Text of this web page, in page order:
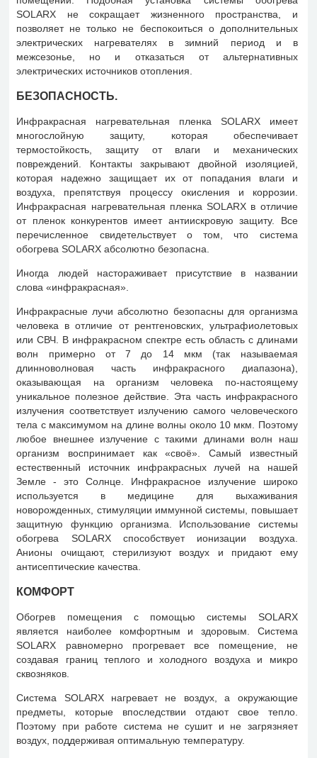
SOLARX не сокращает жизненного пространства, и
позволяет не только не беспокоиться о дополнительных
электрических нагревателях в зимний период и в
межсезонье, но и отказаться от альтернативных
электрических источников отопления.
БЕЗОПАСНОСТЬ.
Инфракрасная нагревательная пленка SOLARX имеет
многослойную защиту, которая обеспечивает
термостойкость, защиту от влаги и механических
повреждений. Контакты закрывают двойной изоляцией,
которая надежно защищает их от попадания влаги и
воздуха, препятствуя процессу окисления и коррозии.
Инфракрасная нагревательная пленка SOLARX в отличие
от пленок конкурентов имеет антиискровую защиту. Все
перечисленное свидетельствует о том, что система
обогрева SOLARX абсолютно безопасна.
Иногда людей настораживает присутствие в названии
слова «инфракрасная».
Инфракрасные лучи абсолютно безопасны для организма
человека в отличие от рентгеновских, ультрафиолетовых
или СВЧ. В инфракрасном спектре есть область с длинами
волн примерно от 7 до 14 мкм (так называемая
длинноволновая часть инфракрасного диапазона),
оказывающая на организм человека по-настоящему
уникальное полезное действие. Эта часть инфракрасного
излучения соответствует излучению самого человеческого
тела с максимумом на длине волны около 10 мкм. Поэтому
любое внешнее излучение с такими длинами волн наш
организм воспринимает как «своё». Самый известный
естественный источник инфракрасных лучей на нашей
Земле - это Солнце. Инфракрасное излучение широко
используется в медицине для выхаживания
новорожденных, стимуляции иммунной системы, повышает
защитную функцию организма. Использование системы
обогрева SOLARX способствует ионизации воздуха.
Анионы очищают, стерилизуют воздух и придают ему
антисептические качества.
КОМФОРТ
Обогрев помещения с помощью системы SOLARX
является наиболее комфортным и здоровым. Система
SOLARX равномерно прогревает все помещение, не
создавая границ теплого и холодного воздуха и микро
сквозняков.
Система SOLARX нагревает не воздух, а окружающие
предметы, которые впоследствии отдают свое тепло.
Поэтому при работе система не сушит и не загрязняет
воздух, поддерживая оптимальную температуру.